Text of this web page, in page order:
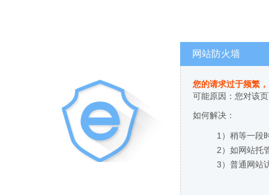
网站防火墙
您的请求过于频繁
可能原因：您对该
如何解决：
1）稍等一段
2）如网站托
3）普通网站